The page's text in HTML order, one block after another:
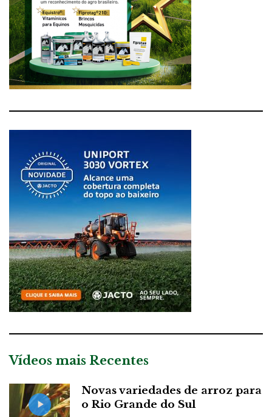
Vídeos mais Recentes
Novas variedades de arroz para
o Rio Grande do Sul